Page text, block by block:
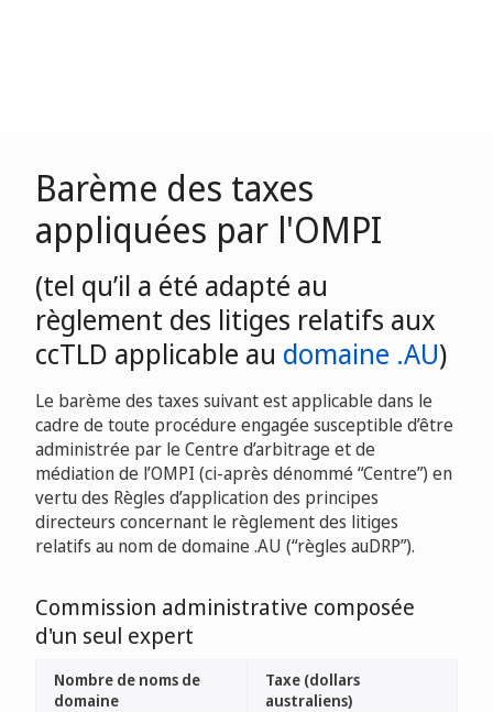
Barème des taxes
appliquées par l'OMPI
(tel qu’il a été adapté au
règlement des litiges relatifs aux
ccTLD applicable au domaine .AU)
Le barème des taxes suivant est applicable dans le
cadre de toute procédure engagée susceptible d’être
administrée par le Centre d’arbitrage et de
médiation de l’OMPI (ci-après dénommé “Centre”) en
vertu des Règles d’application des principes
directeurs concernant le règlement des litiges
relatifs au nom de domaine .AU (“règles auDRP”).
Commission administrative composée
d'un seul expert
Nombre de noms de
domaine
Taxe (dollars
australiens)